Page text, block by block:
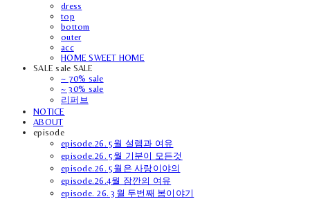
dress
top
bottom
outer
acc
HOME SWEET HOME
SALE sale SALE
~ 70% sale
~ 30% sale
리퍼브
NOTICE
ABOUT
episode
episode.26. 5월 설렘과 여유
episode.26. 5월 기분이 모든것
episode.26. 5월은 사랑이야의
episode.26.4월 잠깐의 여유
episode. 26. 3월 두번째 봄이야기